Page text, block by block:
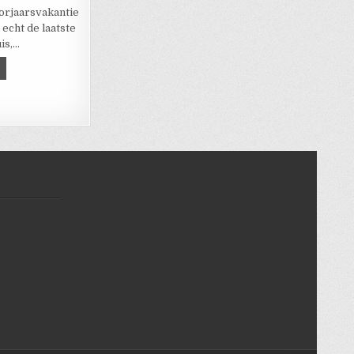
de laatste
KAMPIOENSCHAPPEN